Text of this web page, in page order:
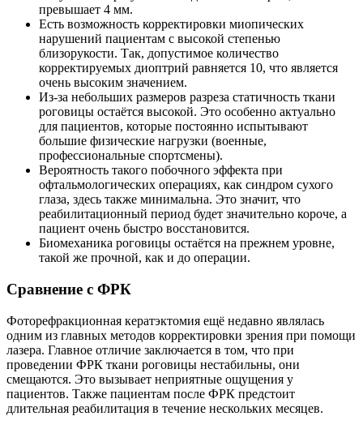
превышает 4 мм.
Есть возможность корректировки миопических
нарушений пациентам с высокой степенью
близорукости. Так, допустимое количество
корректируемых диоптрий равняется 10, что является
очень высоким значением.
Из-за небольших размеров разреза статичность ткани
роговицы остаётся высокой. Это особенно актуально
для пациентов, которые постоянно испытывают
большие физические нагрузки (военные,
профессиональные спортсмены).
Вероятность такого побочного эффекта при
офтальмологических операциях, как синдром сухого
глаза, здесь также минимальна. Это значит, что
реабилитационный период будет значительно короче, а
пациент очень быстро восстановится.
Биомеханика роговицы остаётся на прежнем уровне,
такой же прочной, как и до операции.
Сравнение с ФРК
Фоторефракционная кератэктомия ещё недавно являлась
одним из главных методов корректировки зрения при помощи
лазера. Главное отличие заключается в том, что при
проведении ФРК ткани роговицы нестабильны, они
смещаются. Это вызывает неприятные ощущения у
пациентов. Также пациентам после ФРК предстоит
длительная реабилитация в течение нескольких месяцев.